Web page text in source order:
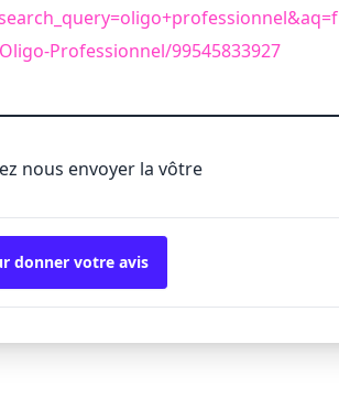
Professionnel/99545833927
nous envoyer la vôtre
donner votre avis